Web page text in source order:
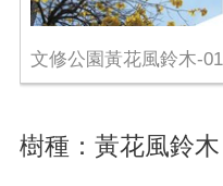
文修公園黃花風鈴木-01
樹種：黃花風鈴木